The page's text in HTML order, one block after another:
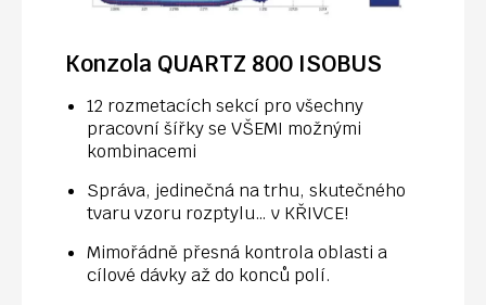
Konzola QUARTZ 800 ISOBUS
12 rozmetacích sekcí pro všechny
pracovní šířky se VŠEMI možnými
kombinacemi
Správa, jedinečná na trhu, skutečného
tvaru vzoru rozptylu… v KŘIVCE!
Mimořádně přesná kontrola oblasti a
cílové dávky až do konců polí.